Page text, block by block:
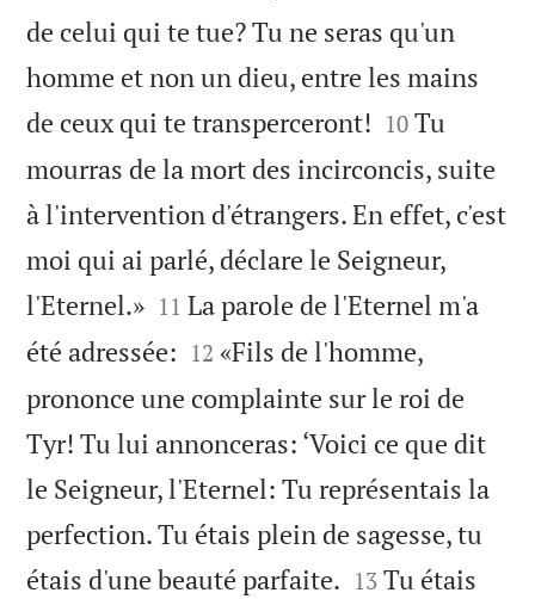
de celui qui te tue? Tu ne seras qu'un
homme et non un dieu, entre les mains
de ceux qui te transperceront! 

10 Tu
mourras de la mort des incirconcis, suite
à l'intervention d'étrangers. En effet, c'est
moi qui ai parlé, déclare le Seigneur,
l'Eternel.»
11 La parole de l'Eternel m'a
été adressée: 

12 «Fils de l'homme,
prononce une complainte sur le roi de
Tyr! Tu lui annonceras: ‘Voici ce que dit
le Seigneur, l'Eternel: Tu représentais la
perfection. Tu étais plein de sagesse, tu
étais d'une beauté parfaite. 

13 Tu étais